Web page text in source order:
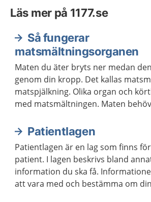
Läs mer på 1177.se
Så fungerar
matsmältningsorganen
Maten du äter bryts ner medan
genom din kropp. Det kallas
matspjälkning. Olika organ och
med matsmältningen. Maten
maten innehåller.
Patientlagen
Patientlagen är en lag som finns
patient. I lagen beskrivs bland
information du ska få.
att vara med och bestämma om